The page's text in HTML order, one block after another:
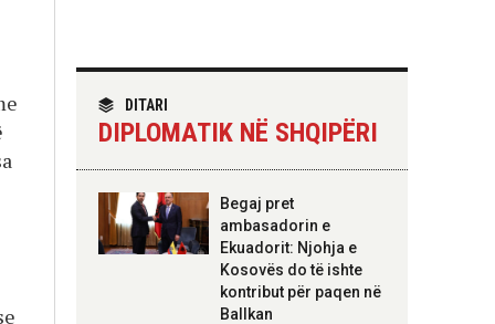
e identitetit shqiptar
Rritet me 127 miliardë
lekë qarkullimi i
bizneseve në
gjashtëmujorin e parë
2026
Italia Strategjike —
“Shqipëria në BE,
projekt më i madh se
amaneti i
Skënderbeut dhe
Ismail Qemalit”
DITARI
DIPLOMATIK NË SHQIPËRI
Begaj pret
ambasadorin e
Ekuadorit: Njohja e
Kosovës do të ishte
kontribut për paqen në
Ballkan